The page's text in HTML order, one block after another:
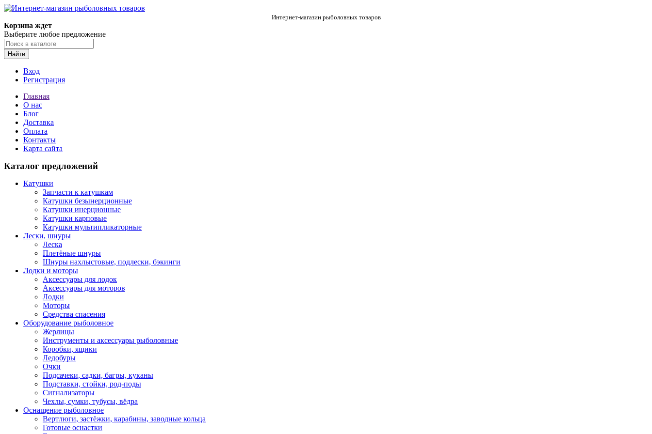
Интернет-магазин рыболовных товаров
Корзина ждет
Выберите любое предложение
Найти
Вход
Регистрация
Главная
О нас
Блог
Доставка
Оплата
Контакты
Карта сайта
Каталог предложений
Катушки
Запчасти к катушкам
Катушки безынерционные
Катушки инерционные
Катушки карповые
Катушки мультипликаторные
Лески, шнуры
Леска
Плетёные шнуры
Шнуры нахлыстовые, подлески, бэкинги
Лодки и моторы
Аксессуары для лодок
Аксессуары для моторов
Лодки
Моторы
Средства спасения
Оборудование рыболовное
Жерлицы
Инструменты и аксессуары рыболовные
Коробки, ящики
Ледобуры
Очки
Подсачеки, садки, багры, куканы
Подставки, стойки, род-поды
Сигнализаторы
Чехлы, сумки, тубусы, вёдра
Оснащение рыболовное
Вертлюги, застёжки, карабины, заводные кольца
Готовые оснастки